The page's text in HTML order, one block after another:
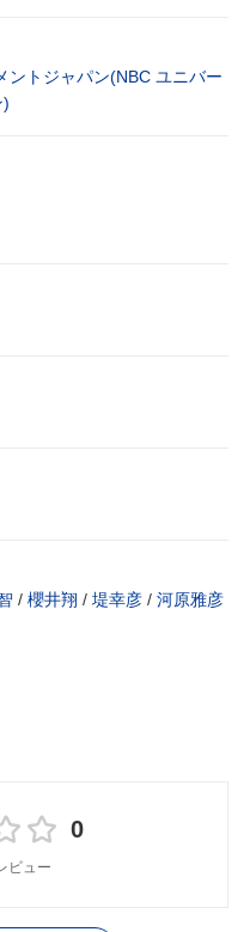
ントジャパン(NBC ユニバー
)
/ 櫻井翔 / 堤幸彦 / 河原雅彦
0
ビュー